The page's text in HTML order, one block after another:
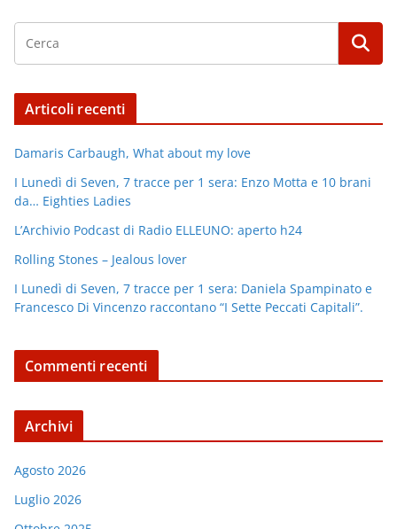
Articoli recenti
Damaris Carbaugh, What about my love
I Lunedì di Seven, 7 tracce per 1 sera: Enzo Motta e 10 brani
da… Eighties Ladies
L’Archivio Podcast di Radio ELLEUNO: aperto h24
Rolling Stones – Jealous lover
I Lunedì di Seven, 7 tracce per 1 sera: Daniela Spampinato e
Francesco Di Vincenzo raccontano “I Sette Peccati Capitali”.
Commenti recenti
Archivi
Agosto 2026
Luglio 2026